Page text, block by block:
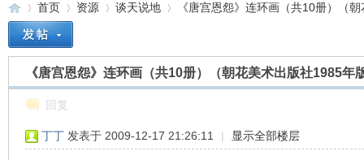
首页
›
资源 谈天说地
›
《唐宫恩怨》连环画（共10册）（
《唐宫恩怨》连环画（共10册）（朝花美术出版社1985年
回复
丁丁 发表于 2009-12-17 21:26:11 | 显示全部楼层